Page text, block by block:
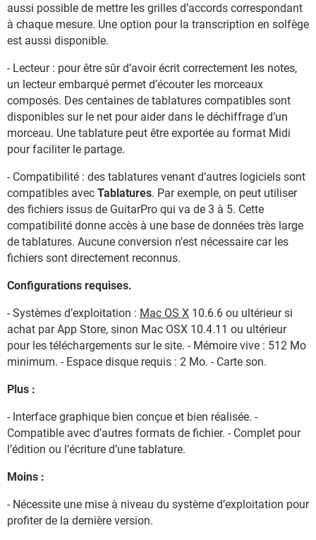
aussi possible de mettre les grilles d’accords correspondant
à chaque mesure. Une option pour la transcription en solfège
est aussi disponible.
- Lecteur : pour être sûr d’avoir écrit correctement les notes,
un lecteur embarqué permet d’écouter les morceaux
composés. Des centaines de tablatures compatibles sont
disponibles sur le net pour aider dans le déchiffrage d’un
morceau. Une tablature peut être exportée au format Midi
pour faciliter le partage.
- Compatibilité : des tablatures venant d’autres logiciels sont
compatibles avec Tablatures. Par exemple, on peut utiliser
des fichiers issus de GuitarPro qui va de 3 à 5. Cette
compatibilité donne accès à une base de données très large
de tablatures. Aucune conversion n’est nécessaire car les
fichiers sont directement reconnus.
Configurations requises.
- Systèmes d’exploitation : Mac OS X 10.6.6 ou ultérieur si
achat par App Store, sinon Mac OSX 10.4.11 ou ultérieur
pour les téléchargements sur le site. - Mémoire vive : 512 Mo
minimum. - Espace disque requis : 2 Mo. - Carte son.
Plus :
- Interface graphique bien conçue et bien réalisée. -
Compatible avec d’autres formats de fichier. - Complet pour
l’édition ou l’écriture d’une tablature.
Moins :
- Nécessite une mise à niveau du système d’exploitation pour
profiter de la dernière version.